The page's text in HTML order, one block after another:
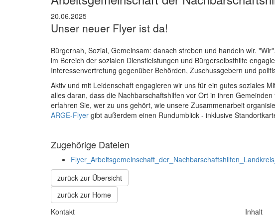
20.06.2025
Unser neuer Flyer ist da!
Bürgernah, Sozial, Gemeinsam: danach streben und handeln wir.
im Bereich der sozialen Dienstleistungen und Bürgerselbsthilfe
Interessenvertretung gegenüber Behörden, Zuschussgebern und
Aktiv und mit Leidenschaft engagieren wir uns für ein gutes soziales
alles daran, dass die Nachbarschaftshilfen vor Ort in ihren
erfahren Sie, wer zu uns gehört, wie unsere Zusammenarbeit
ARGE-Flyer gibt außerdem einen Rundumblick - inklusive
Zugehörige Dateien
zurück zur Übersicht
zurück zur Home
Kontakt
Inhalt